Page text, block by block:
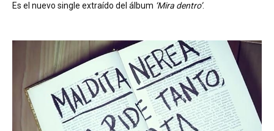
Es el nuevo single extraído del álbum ‘Mira dentro’.